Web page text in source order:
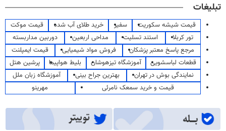
تبلیغات
قیمت شیشه سکوریت سفیر خرید طلای آب شده
قیمت موکت
تور کربلا
استند تسلیت مداحی اربعین
دوربین مداربسته
مرجع پاسخ معتبر پزشکان
فروش مواد شیمیایی
قیمت ایمپلنت
قطعات لباسشویی
آموزشگاه تیزهوشان بلیط هواپیما
پرشین هتل
نمایندگی بوش در تهران
بهترین جراح بینی
آموزشگاه زبان ملل
قیمت و خرید سمعک نامرئی
مهرینو